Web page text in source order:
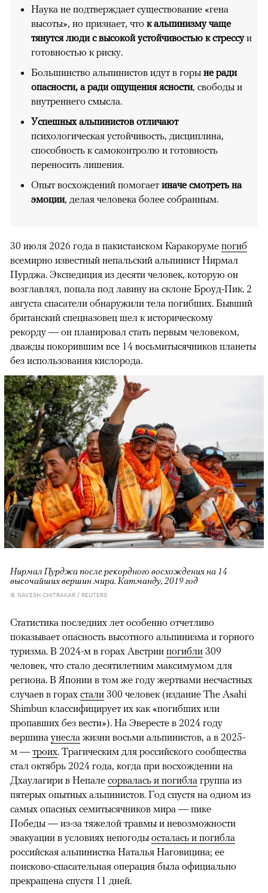
Наука не подтверждает существование «гена
высоты», но признает, что к альпинизму чаще
тянутся люди с высокой устойчивостью к стрессуи
готовностью к риску.
Большинство альпинистов идут в горы не ради
опасности, а ради ощущения ясности, свободы и
внутреннего смысла.
Успешных альпинистов отличают
психологическая устойчивость, дисциплина,
способность к самоконтролю и готовность
переносить лишения.
Опыт восхождений помогает иначе смотреть на
эмоции, делая человека более собранным.
30 июля 2026 года в пакистанском Каракоруме погиб
всемирно известный непальский альпинист Нирмал
Пурджа. Экспедиция из десяти человек, которую он
возглавлял, попала под лавину на склоне Броуд-Пик. 2
августа спасатели обнаружили тела погибших. Бывший
британский спецназовец шел к историческому
рекорду — он планировал стать первым человеком,
дважды покорившим все 14 восьмитысячников планеты
без использования кислорода.
Нирмал Пурджа после рекордного восхождения на 14
высочайших вершин мира. Катманду, 2019 год
© NAVESH CHITRAKAR / REUTERS
Статистика последних лет особенно отчетливо
показывает опасность высотного альпинизма и горного
туризма. В 2024-м в горах Австрии погибли 309
человек, что стало десятилетним максимумом для
региона. В Японии в том же году жертвами несчастных
случаев в горах стали 300 человек (издание The Asahi
Shimbun классифицирует их как «погибших или
пропавших без вести»). На Эвересте в 2024 году
вершина унесла жизни восьми альпинистов, а в 2025-
м — троих. Трагическим для российского сообщества
стал октябрь 2024 года, когда при восхождении на
Дхаулагири в Непале сорвалась и погибла группа из
пятерых опытных альпинистов. Год спустя на одном из
самых опасных семитысячников мира — пике
Победы — из-за тяжелой травмы и невозможности
эвакуации в условиях непогоды осталась и погибла
российская альпинистка Наталья Наговицина; ее
поисково-спасательная операция была официально
прекращена спустя 11 дней.